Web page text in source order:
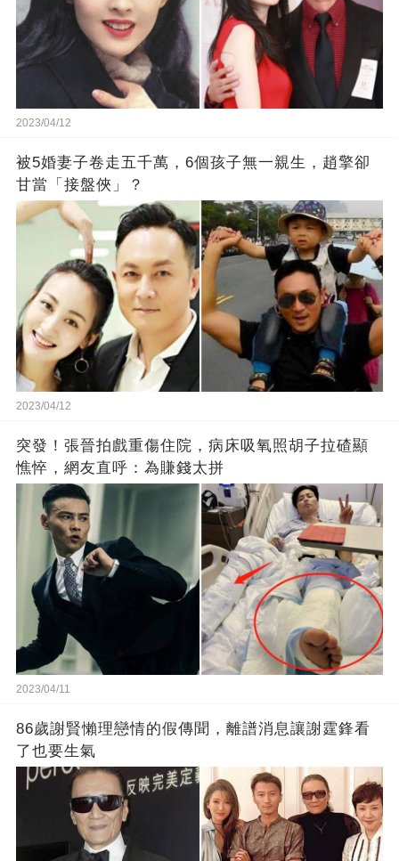
2023/04/12
被5婚妻子卷走五千萬，6個孩子無一親生，趙擎卻
甘當「接盤俠」？
2023/04/12
突發！張晉拍戲重傷住院，病床吸氧照胡子拉碴顯
憔悴，網友直呼：為賺錢太拼
2023/04/11
86歲謝賢懶理戀情的假傳聞，離譜消息讓謝霆鋒看
了也要生氣